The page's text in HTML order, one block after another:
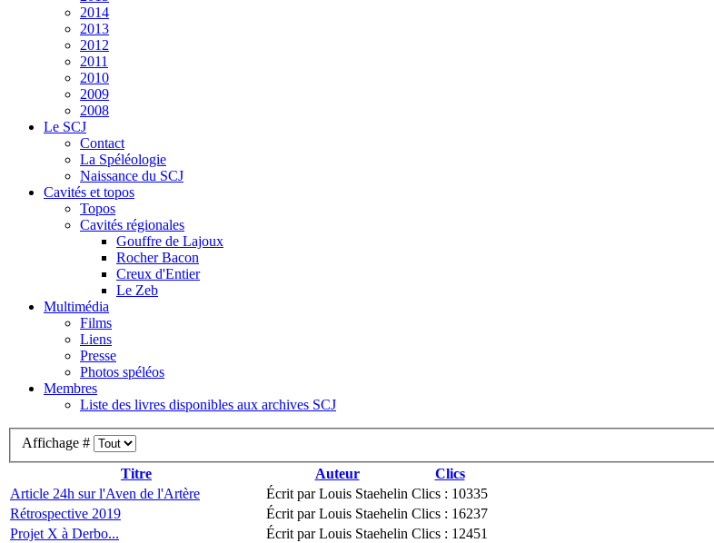
2014
2013
2012
2011
2010
2009
2008
Le SCJ
Contact
La Spéléologie
Naissance du SCJ
Cavités et topos
Topos
Cavités régionales
Gouffre de Lajoux
Rocher Bacon
Creux d'Entier
Le Zeb
Multimédia
Films
Liens
Presse
Photos spéléos
Membres
Liste des livres disponibles aux archives SCJ
Affichage #
Titre
Auteur
Clics
Article 24h sur l'Aven de l'Artère
Écrit par Louis Staehelin Clics : 10335
Rétrospective 2019
Écrit par Louis Staehelin Clics : 16237
Projet X à Derbo...
Écrit par Louis Staehelin Clics : 12451